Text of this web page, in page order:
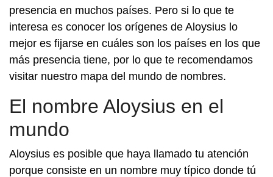
presencia en muchos países. Pero si lo que te
interesa es conocer los orígenes de Aloysius lo
mejor es fijarse en cuáles son los países en los que
más presencia tiene, por lo que te recomendamos
visitar nuestro mapa del mundo de nombres.
El nombre Aloysius en el
mundo
Aloysius es posible que haya llamado tu atención
porque consiste en un nombre muy típico donde tú